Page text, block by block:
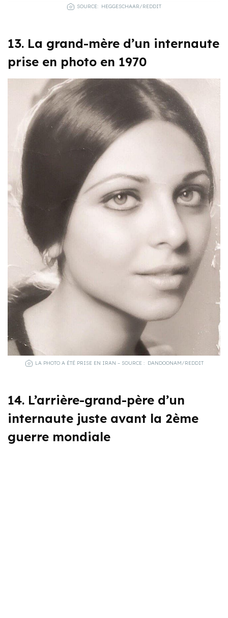
SOURCE: HEGGESCHAAR/REDDIT
13. La grand-mère d’un internaute
prise en photo en 1970
LA PHOTO A ÉTÉ PRISE EN IRAN – SOURCE : DANDOONAM/REDDIT
14. L’arrière-grand-père d’un
internaute juste avant la 2ème
guerre mondiale